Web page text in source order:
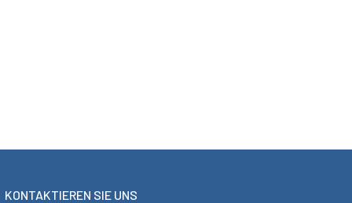
KONTAKTIEREN SIE UNS